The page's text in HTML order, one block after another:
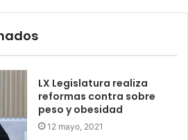
LX Legislatura realiza
reformas contra sobre
peso y obesidad
12 mayo, 2021